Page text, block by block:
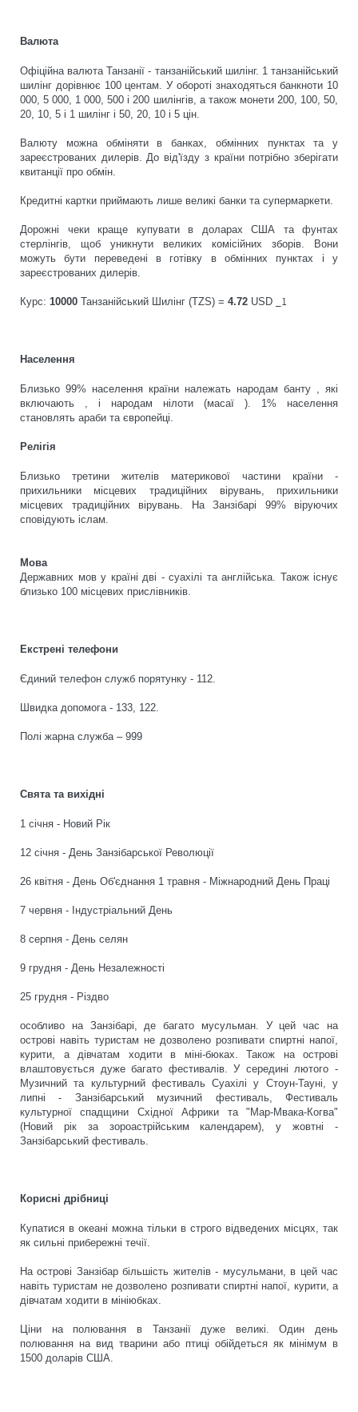
Валюта
Офіційна валюта Танзанії - танзанійський шилінг. 1 танзанійський
шилінг дорівнює 100 центам. У обороті знаходяться банкноти 10
000, 5 000, 1 000, 500 і 200 шилінгів, а також монети 200, 100, 50,
20, 10, 5 і 1 шилінг і 50, 20, 10 і 5 цін.
Валюту можна обміняти в банках, обмінних пунктах та у
зареєстрованих дилерів. До від'їзду з країни потрібно зберігати
квитанції про обмін.
Кредитні картки приймають лише великі банки та супермаркети.
Дорожні чеки краще купувати в доларах США та фунтах
стерлінгів, щоб уникнути великих комісійних зборів. Вони
можуть бути переведені в готівку в обмінних пунктах і у
зареєстрованих дилерів.
Курс: 10000 Танзанійський Шилінг (TZS) = 4.72 USD _1
Населення
Близько 99% населення країни належать народам банту , які
включають , і народам нілоти (масаї ). 1% населення
становлять араби та європейці.
Релігія
Близько третини жителів материкової частини країни -
прихильники місцевих традиційних вірувань, прихильники
місцевих традиційних вірувань. На Занзібарі 99% віруючих
сповідують іслам.
Мова
Державних мов у країні дві - суахілі та англійська. Також існує
близько 100 місцевих прислівників.
Екстрені телефони
Єдиний телефон служб порятунку - 112.
Швидка допомога - 133, 122.
Полі жарна служба – 999
Свята та вихідні
1 січня - Новий Рік
12 січня - День Занзібарської Революції
26 квітня - День Об'єднання 1 травня - Міжнародний День Праці
7 червня - Індустріальний День
8 серпня - День селян
9 грудня - День Незалежності
25 грудня - Різдво
особливо на Занзібарі, де багато мусульман. У цей час на
острові навіть туристам не дозволено розпивати спиртні напої,
курити, а дівчатам ходити в міні-бюках. Також на острові
влаштовується дуже багато фестивалів. У середині лютого -
Музичний та культурний фестиваль Суахілі у Стоун-Тауні, у
липні - Занзібарський музичний фестиваль, Фестиваль
культурної спадщини Східної Африки та "Мар-Мвака-Когва"
(Новий рік за зороастрійським календарем), у жовтні -
Занзібарський фестиваль.
Корисні дрібниці
Купатися в океані можна тільки в строго відведених місцях, так
як сильні прибережні течії.
На острові Занзібар більшість жителів - мусульмани, в цей час
навіть туристам не дозволено розпивати спиртні напої, курити, а
дівчатам ходити в мініюбках.
Ціни на полювання в Танзанії дуже великі. Один день
полювання на вид тварини або птиці обійдеться як мінімум в
1500 доларів США.